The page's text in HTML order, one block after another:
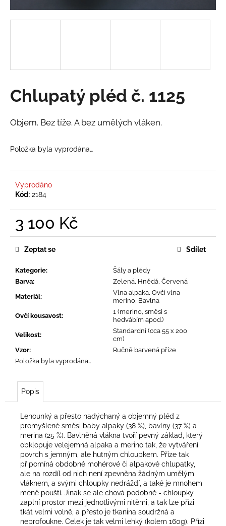
Chlupatý pléd č. 1125
Objem. Bez tíže. A bez umělých vláken.
Položka byla vyprodána…
Vyprodáno
Kód: 2184
3 100 Kč
Měrná
cena:
Kategorie:
Šály a plédy
Barva:
Zelená, Hnědá, Červená
Materiál:
Vlna alpaka, Ovčí vlna
merino, Bavlna
Ovčí kousavost:
1 (merino, směsi s
hedvábím apod.)
Velikost:
Standardní (cca 55 x 200
cm)
Vzor:
Ručně barvená příze
Položka byla vyprodána…
Zeptat se Sdílet
Popis
Lehounký a přesto nadýchaný a objemný pléd z
promyšlené směsi baby alpaky (38 %), bavlny (37 %) a
merina (25 %). Bavlněná vlákna tvoří pevný základ, který
obklopuje velejemná alpaka a merino tak, že vytváření
povrch s jemným, ale hutným chloupkem. Příze tak
připomíná obdobné mohérové či alpakové chlupatky,
ale na rozdíl od nich není zpevněna žádným umělým
vláknem, a svými chloupky nedráždí, a také je mnohem
méně pouští. Jinak se ale chová podobně - chloupky
zaplní prostor mezi jednotlivými nitěmi, a tak lze přízi
tkát velmi volně, a přesto je tkanina soudržná a
neprofoukne. Celek je tak velmi lehký (kolem 160g). Přízi
a
o
p
o
u
m
e